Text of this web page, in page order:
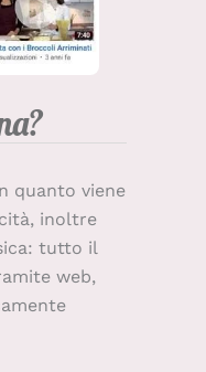
quanto viene
inoltre
tutto il
web,